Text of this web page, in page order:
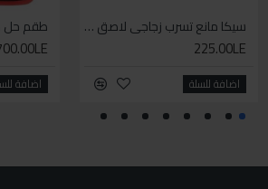
سيليكون متعدد الاستخدام
70.00LE
اضافة للسلة
700.00LE
اضافة للسلة
سيكا مانع تسرب زجاجي لاصق اسود 600 مل
225.00LE
اضافة للسلة اضافة